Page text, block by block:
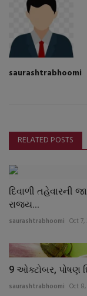
saurashtrabhoomi
RELATED POSTS
દિવાળી તહેવારની
રાજ્ય...
saurashtrabhoomi Oct 7,
9 ઓક્ટોબર, પોષણ
saurashtrabhoomi Oct